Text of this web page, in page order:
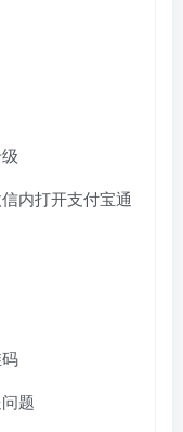
内打开支付宝通
题